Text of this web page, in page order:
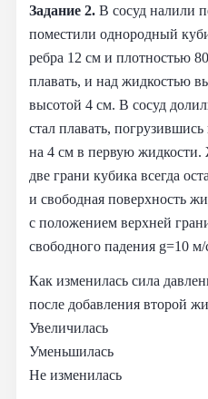
Задание 2. В сосуд налили
поместили однородный
ребра 12 см и плотностью
плавать, и над жидкостью
высотой 4 см. В сосуд
стал плавать,
на 4 см в первую
две грани кубика всегда
и свободная поверхность
с положением верхней
свободного падения g=10 м/
Как изменилась сила
после добавления второй
Увеличилась
Уменьшилась
Не изменилась